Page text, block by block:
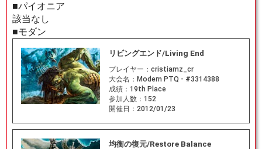
■パイオニア
該当なし
■モダン
リビングエンド/Living End
プレイヤー： cristiamz_cr
大会名： Modern PTQ - #3314388
成績： 19th Place
参加人数： 152
開催日： 2012/01/23
均衡の復元/Restore Balance